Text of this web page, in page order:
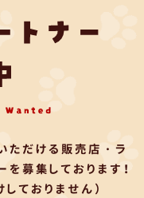
ただける 販売店・ラ
募集しております！
ておりません）